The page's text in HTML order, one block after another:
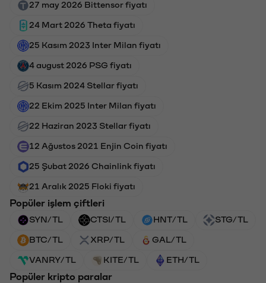
27 may 2026 Bittensor fiyatı
24 Mart 2026 Theta fiyatı
25 Kasım 2023 Inter Milan fiyatı
4 august 2026 PSG fiyatı
5 Kasım 2024 Stellar fiyatı
22 Ekim 2025 Inter Milan fiyatı
22 Haziran 2023 Stellar fiyatı
12 Ağustos 2021 Enjin Coin fiyatı
25 Şubat 2026 Chainlink fiyatı
21 Aralık 2025 Floki fiyatı
Popüler işlem çiftleri
SYN/TL CTSI/TL HNT/TL STG/TL
BTC/TL XRP/TL GAL/TL
VANRY/TL KITE/TL ETH/TL
Popüler kripto paralar